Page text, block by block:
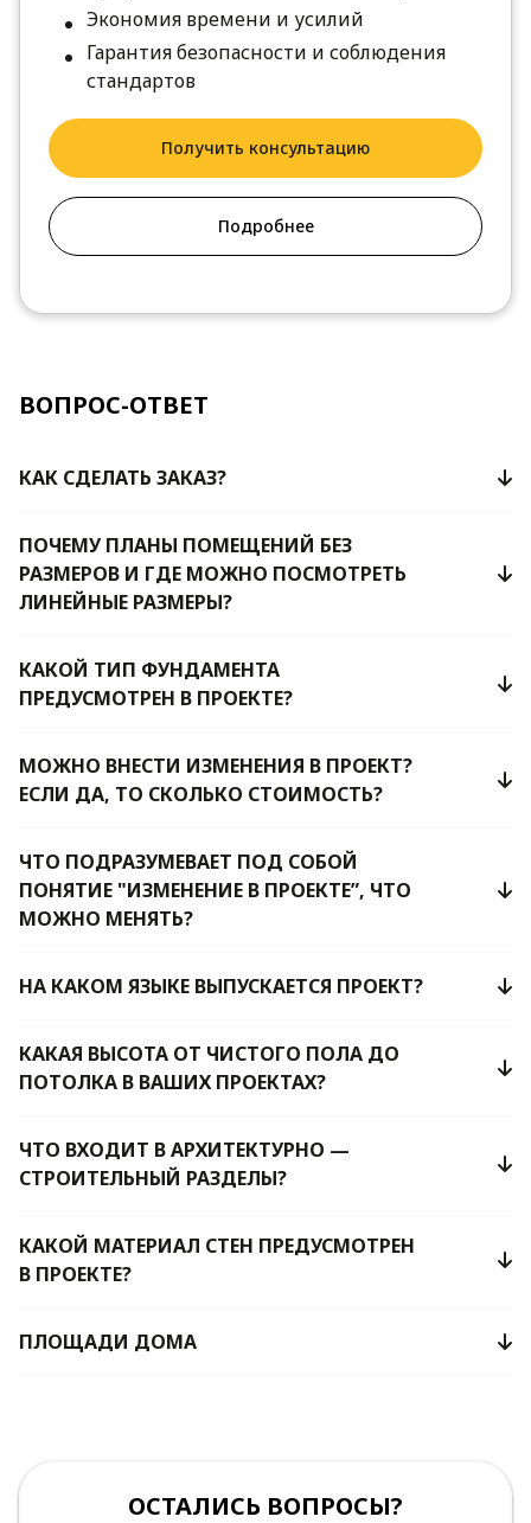
Экономия времени и усилий
Гарантия безопасности и соблюдения
стандартов
Получить консультацию
Подробнее
ВОПРОС-ОТВЕТ
КАК СДЕЛАТЬ ЗАКАЗ?
ПОЧЕМУ ПЛАНЫ ПОМЕЩЕНИЙ БЕЗ
РАЗМЕРОВ И ГДЕ МОЖНО ПОСМОТРЕТЬ
ЛИНЕЙНЫЕ РАЗМЕРЫ?
КАКОЙ ТИП ФУНДАМЕНТА
ПРЕДУСМОТРЕН В ПРОЕКТЕ?
МОЖНО ВНЕСТИ ИЗМЕНЕНИЯ В ПРОЕКТ?
ЕСЛИ ДА, ТО СКОЛЬКО СТОИМОСТЬ?
ЧТО ПОДРАЗУМЕВАЕТ ПОД СОБОЙ
ПОНЯТИЕ "ИЗМЕНЕНИЕ В ПРОЕКТЕ”, ЧТО
МОЖНО МЕНЯТЬ?
НА КАКОМ ЯЗЫКЕ ВЫПУСКАЕТСЯ ПРОЕКТ?
КАКАЯ ВЫСОТА ОТ ЧИСТОГО ПОЛА ДО
ПОТОЛКА В ВАШИХ ПРОЕКТАХ?
ЧТО ВХОДИТ В АРХИТЕКТУРНО —
СТРОИТЕЛЬНЫЙ РАЗДЕЛЫ?
КАКОЙ МАТЕРИАЛ СТЕН ПРЕДУСМОТРЕН
В ПРОЕКТЕ?
ПЛОЩАДИ ДОМА
ОСТАЛИСЬ ВОПРОСЫ?